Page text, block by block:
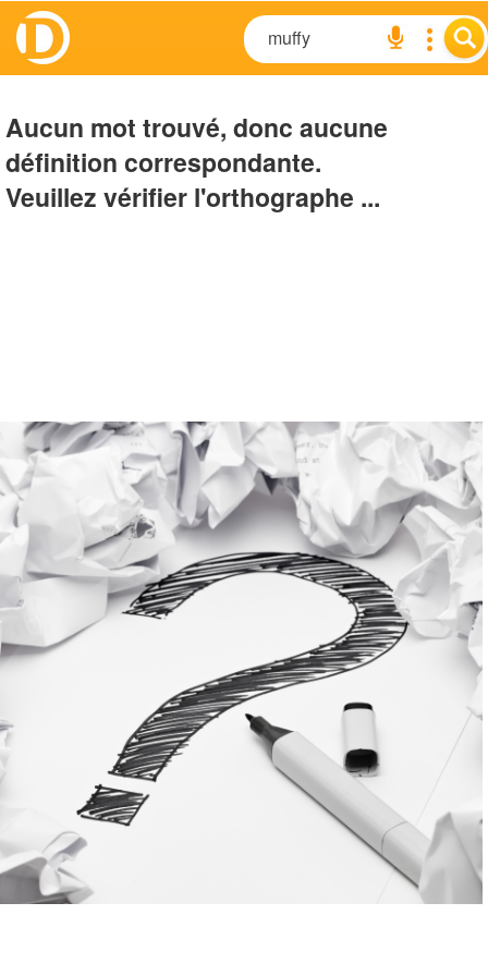
Aucun mot trouvé, donc aucune
définition correspondante.
Veuillez vérifier l'orthographe ...